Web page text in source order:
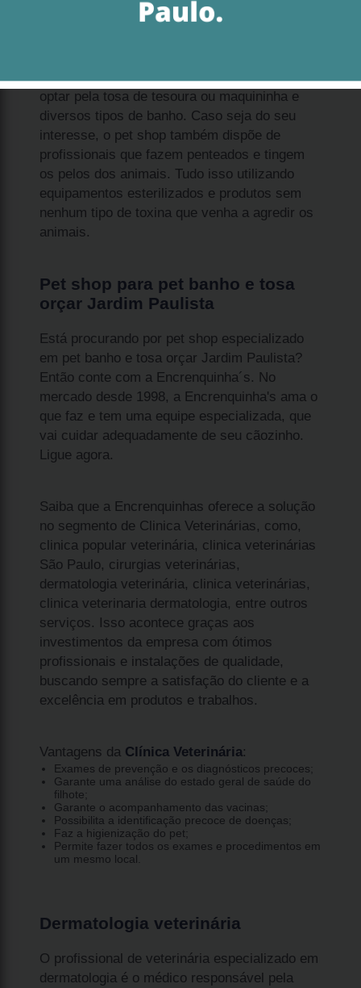
optar pela tosa de tesoura ou maquininha e
diversos tipos de banho. Caso seja do seu
interesse, o pet shop também dispõe de
profissionais que fazem penteados e tingem
os pelos dos animais. Tudo isso utilizando
equipamentos esterilizados e produtos sem
nenhum tipo de toxina que venha a agredir os
animais.
Pet shop para pet banho e tosa
orçar Jardim Paulista
Está procurando por pet shop especializado
em pet banho e tosa orçar Jardim Paulista?
Então conte com a Encrenquinha´s. No
mercado desde 1998, a Encrenquinha's ama o
que faz e tem uma equipe especializada, que
vai cuidar adequadamente de seu cãozinho.
Ligue agora.
Saiba que a Encrenquinhas oferece a solução
no segmento de Clinica Veterinárias, como,
clinica popular veterinária, clinica veterinárias
São Paulo, cirurgias veterinárias,
dermatologia veterinária, clinica veterinárias,
clinica veterinaria dermatologia, entre outros
serviços. Isso acontece graças aos
investimentos da empresa com ótimos
profissionais e instalações de qualidade,
buscando sempre a satisfação do cliente e a
excelência em produtos e trabalhos.
Vantagens da Clínica Veterinária:
Exames de prevenção e os diagnósticos precoces;
Garante uma análise do estado geral de saúde do
filhote;
Garante o acompanhamento das vacinas;
Possibilita a identificação precoce de doenças;
Faz a higienização do pet;
Permite fazer todos os exames e procedimentos em
um mesmo local.
Dermatologia veterinária
O profissional de veterinária especializado em
dermatologia é o médico responsável pela